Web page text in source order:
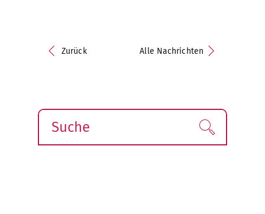
Zurück Alle Nachrichten
Suche Finden!